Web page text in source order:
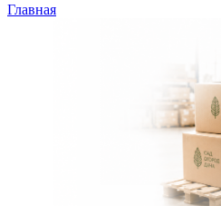
Главная